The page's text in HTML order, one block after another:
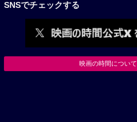
SNSでチェックする
映画の時間について